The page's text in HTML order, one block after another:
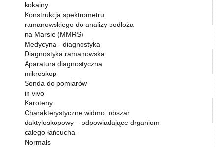
kokainy
Konstrukcja spektrometru
ramanowskiego do analizy podłoża
na Marsie (MMRS)
Medycyna - diagnostyka
Diagnostyka ramanowska
Aparatura diagnostyczna
mikroskop
Sonda do pomiarów
in vivo
Karoteny
Charakterystyczne widmo: obszar
daktyloskopowy – odpowiadające drganiom
całego łańcucha
Normals